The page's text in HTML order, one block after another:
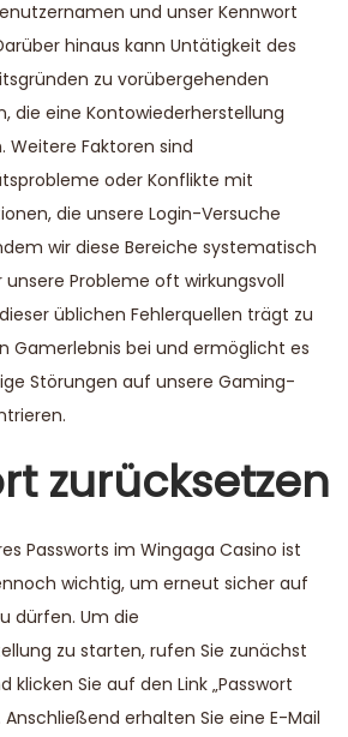
und unser Kennwort
hinaus kann Untätigkeit des
zu vorübergehenden
die eine Kontowiederherstellung
Faktoren sind
oder Konflikte mit
die unsere Login-Versuche
wir diese Bereiche systematisch
Probleme oft wirkungsvoll
üblichen Fehlerquellen trägt zu
Gamerlebnis bei und ermöglicht es
Störungen auf unsere Gaming-
zurücksetzen
Passworts im Wingaga Casino ist
wichtig, um erneut sicher auf
dürfen. Um die
zu starten, rufen Sie zunächst
klicken Sie auf den Link „Passwort
erhalten Sie eine E-Mail